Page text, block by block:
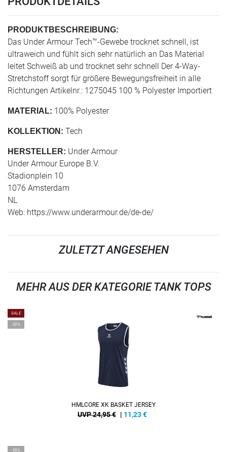
PRODUKTBESCHREIBUNG:
Das Under Armour Tech™-Gewebe trocknet schnell, ist
ultraweich und fühlt sich sehr natürlich an Das Material
leitet Schweiß ab und trocknet sehr schnell Der 4-Way-
Stretchstoff sorgt für größere Bewegungsfreiheit in alle
Richtungen Artikelnr.: 1275045 100 % Polyester Importiert
MATERIAL: 100% Polyester
KOLLEKTION: Tech
HERSTELLER: Under Armour
Under Armour Europe B.V.
Stadionplein 10
1076 Amsterdam
NL
Web: https://www.underarmour.de/de-de/
ZULETZT ANGESEHEN
MEHR AUS DER KATEGORIE TANK TOPS
SALE
-55%
HMLCORE XK BASKET JERSEY
UVP 24,95 € | 11,23€
-55%